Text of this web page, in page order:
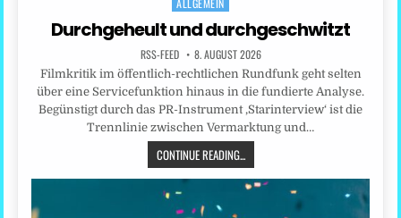
Posted
Durchgeheult und durchgeschwitzt
RSS-FEED 8. AUGUST 2026
Filmkritik im öffentlich-rechtlichen Rundfunk geht selten
über eine Servicefunktion hinaus in die fundierte Analyse.
Begünstigt durch das PR-Instrument ‚Starinterview‘ ist die
Trennlinie zwischen Vermarktung und…
CONTINUE READING...